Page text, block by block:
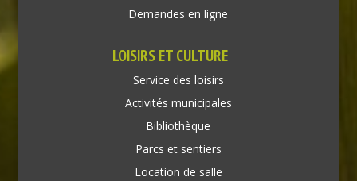
Demandes en ligne
LOISIRS ET CULTURE
Service des loisirs
Activités municipales
Bibliothèque
Parcs et sentiers
Location de salle